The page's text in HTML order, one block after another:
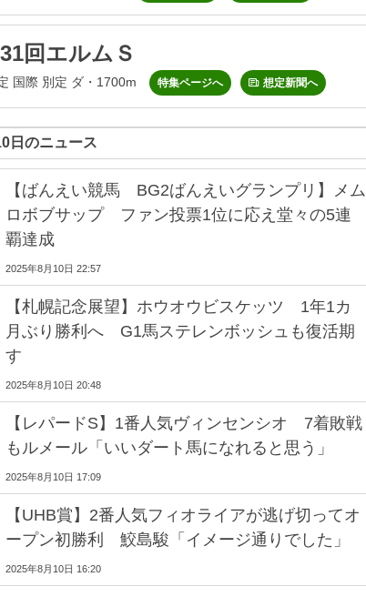
回エルムＳ
国際 別定 ダ・1700m 特集ページへ 想定新聞へ
日のニュース
【ばんえい競馬 BG2ばんえいグランプリ】メム
ロボブサップ ファン投票1位に応え堂々の5連
覇達成
2025年8月10日 22:57
【札幌記念展望】ホウオウビスケッツ 1年1カ
月ぶり勝利へ G1馬ステレンボッシュも復活期
す
2025年8月10日 20:48
【レパードS】1番人気ヴィンセンシオ 7着敗戦
もルメール「いいダート馬になれると思う」
2025年8月10日 17:09
【UHB賞】2番人気フィオライアが逃げ切ってオ
ープン初勝利 鮫島駿「イメージ通りでした」
2025年8月10日 16:20